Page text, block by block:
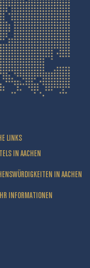
LINKS
IN AACHEN
IN AACHEN
INFORMATIONEN